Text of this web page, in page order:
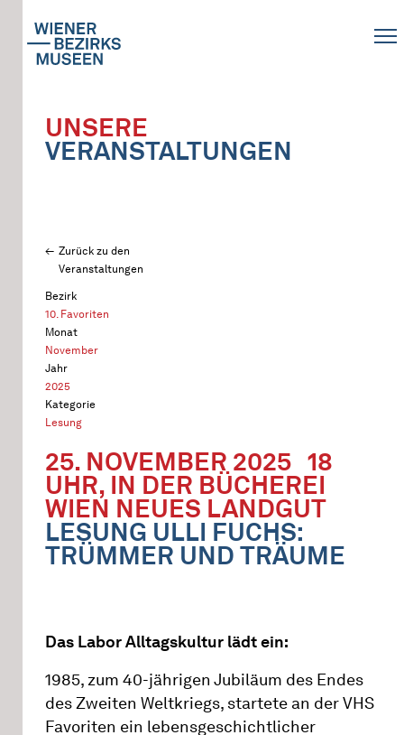
UNSERE
VERANSTALTUNGEN
Zurück zu den
Veranstaltungen
Bezirk
10. Favoriten
Monat
November
Jahr
2025
Kategorie
Lesung
25. NOVEMBER 2025 18
UHR, IN DER BÜCHEREI
WIEN NEUES LANDGUT
LESUNG ULLI FUCHS:
TRÜMMER UND TRÄUME
Das Labor Alltagskultur lädt ein:
1985, zum 40-jährigen Jubiläum des Endes
des Zweiten Weltkriegs, startete an der VHS
Favoriten ein lebensgeschichtlicher